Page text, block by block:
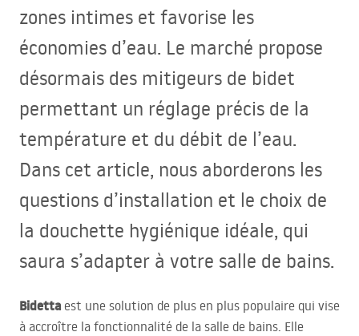
zones intimes et favorise les
économies d’eau. Le marché propose
désormais des mitigeurs de bidet
permettant un réglage précis de la
température et du débit de l’eau.
Dans cet article, nous aborderons les
questions d’installation et le choix de
la douchette hygiénique idéale, qui
saura s’adapter à votre salle de bains.
Bidetta est une solution de plus en plus populaire qui vise
à accroître la fonctionnalité de la salle de bains. Elle